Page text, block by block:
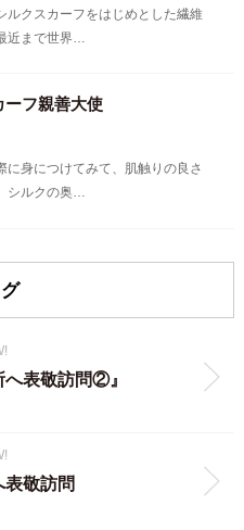
ルクスカーフをはじめとした繊維
近まで世界…
ーフ親善大使
に身につけてみて、肌触りの良さ
シルクの奥…
へ表敬訪問②』
表敬訪問